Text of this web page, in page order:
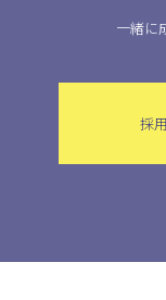
一緒に
採